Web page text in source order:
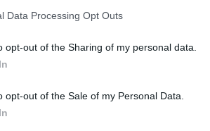
Data Processing Opt Outs
opt-out of the Sharing of my personal data.
opt-out of the Sale of my Personal Data.
σημαντικά τη θέση της
στρατηγικά. Μέσω του
αποτελέσει έναν από τους
νέας εταιρείας,
της σημαντική